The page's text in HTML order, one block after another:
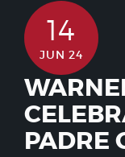
14
JUN 24
PADRE